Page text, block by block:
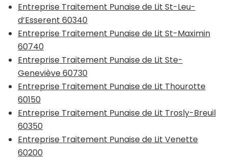
Entreprise Traitement Punaise de Lit St-Leu-
d’Esserent 60340
Entreprise Traitement Punaise de Lit St-Maximin
60740
Entreprise Traitement Punaise de Lit Ste-
Geneviève 60730
Entreprise Traitement Punaise de Lit Thourotte
60150
Entreprise Traitement Punaise de Lit Trosly-Breuil
60350
Entreprise Traitement Punaise de Lit Venette
60200